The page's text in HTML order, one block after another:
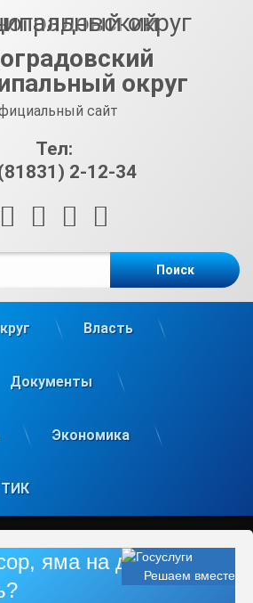
округ
сайт
Тел:
2-12-34
RSS E-mailВКонтакте
Власть
Документы
Экономика
ТИК
Решаем вместе
яма на дороге, не